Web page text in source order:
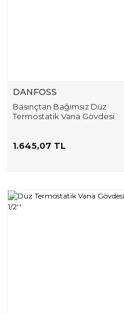
DANFOSS
Basınçtan Bağımsız Düz
Termostatik Vana Gövdesi
1.645,07 TL